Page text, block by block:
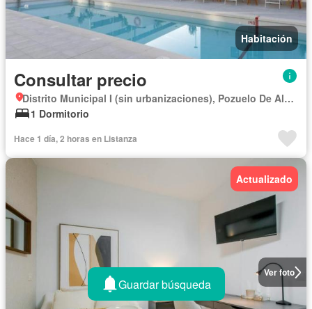
Habitación
Consultar precio
Distrito Municipal I (sin urbanizaciones), Pozuelo De Alarcón
1 Dormitorio
Hace 1 día, 2 horas en Listanza
Ver foto
Actualizado
Guardar búsqueda